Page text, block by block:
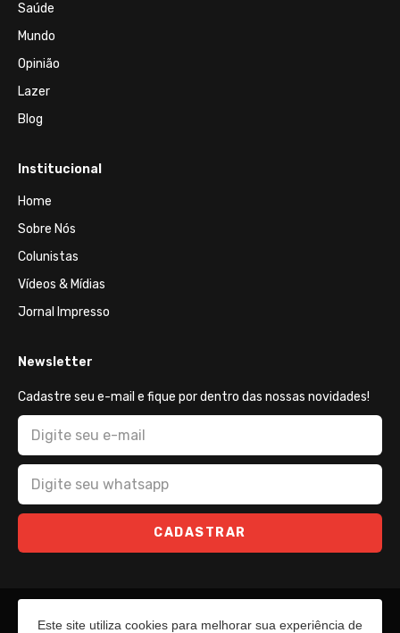
Saúde
Mundo
Opinião
Lazer
Blog
Institucional
Home
Sobre Nós
Colunistas
Vídeos & Mídias
Jornal Impresso
Newsletter
Cadastre seu e-mail e fique por dentro das nossas novidades!
CADASTRAR
Este site utiliza cookies para melhorar sua experiência de